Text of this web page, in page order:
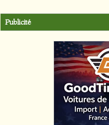
Publicité